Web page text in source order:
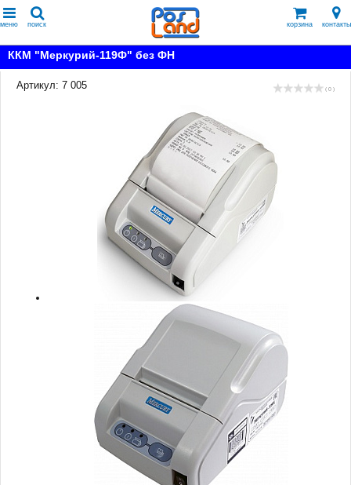
меню поиск корзина контакты
ККМ "Меркурий-119Ф" без ФН
Артикул: 7 005 ( 0 )